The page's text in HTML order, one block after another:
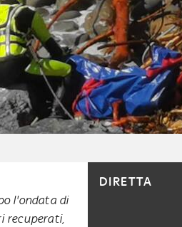
l'ondata di
recuperati,
DIRETTA